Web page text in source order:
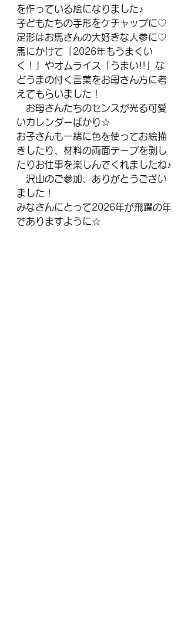
を作っている絵になりました♪
子どもたちの手形をケチャップに♡
足形はお馬さんの大好きな人参に♡
馬にかけて「2026年もうまくい
く！」やオムライス「うまい!!」な
どうまの付く言葉をお母さん方に考
えてもらいました！
お母さんたちのセンスが光る可愛
いカレンダーばかり☆
お子さんも一緒に色を使ってお絵描
きしたり、材料の両面テープを剥し
たりお仕事を楽しんでくれましたね♪
沢山のご参加、ありがとうござい
ました！
みなさんにとって2026年が飛躍の年
でありますように☆